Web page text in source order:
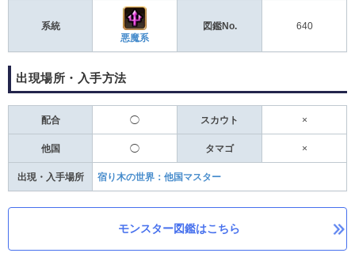
系統
悪魔系
図鑑No. 640
出現場所・入手方法
配合 ◯ スカウト ×
他国 ◯ タマゴ ×
出現・入手場所 宿り木の世界：他国マスター
モンスター図鑑はこちら